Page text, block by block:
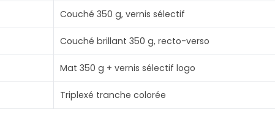
Couché 350 g, vernis sélectif
Couché brillant 350 g, recto-verso
Mat 350 g + vernis sélectif logo
Triplexé tranche colorée